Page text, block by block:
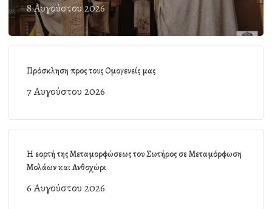
8 Αυγούστου 2026
Πρόσκληση προς τους Ομογενείς μας
7 Αυγούστου 2026
Η εορτή της Μεταμορφώσεως του Σωτήρος σε Μεταμόρφωση
Μολάων και Ανθοχώρι
6 Αυγούστου 2026